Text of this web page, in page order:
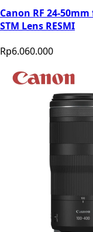
Canon RF 24-50mm
STM Lens RESMI
Rp6.060.000